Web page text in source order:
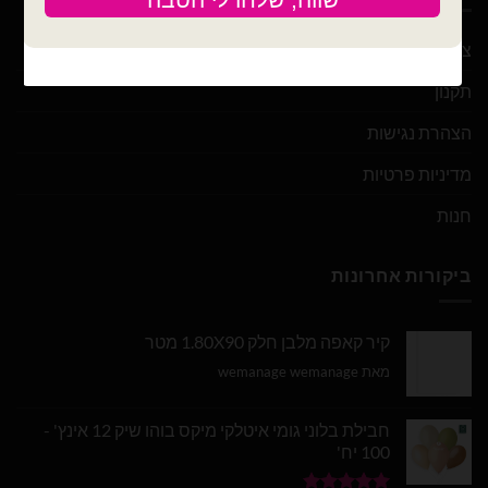
צור קשר
תקנון
הצהרת נגישות
מדיניות פרטיות
חנות
ביקורות אחרונות
קיר קאפה מלבן חלק 1.80X90 מטר
מאת wemanage wemanage
חבילת בלוני גומי איטלקי מיקס בוהו שיק 12 אינץ' -
100 יח'